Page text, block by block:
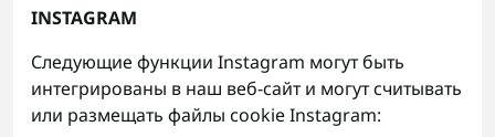
INSTAGRAM
Следующие функции Instagram могут быть
интегрированы в наш веб-сайт и могут считывать
или размещать файлы cookie Instagram: